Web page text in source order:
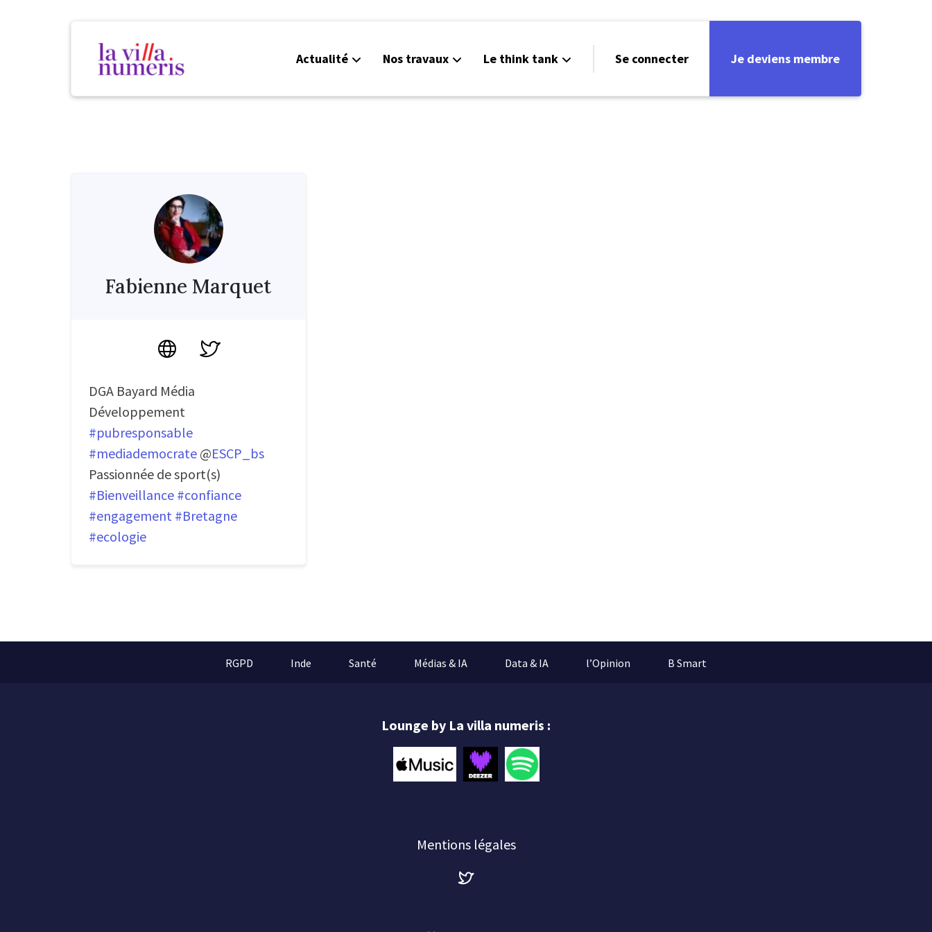
Actualité Nos travaux Le think tank Se connecter Je deviens membre
Fabienne Marquet
Site Twitter
DGA Bayard Média
Développement
#pubresponsable
#mediademocrate @ESCP_bs
Passionnée de sport(s)
#Bienveillance #confiance
#engagement #Bretagne
#ecologie
RGPD Inde Santé Médias & IA Data & IA l’Opinion B Smart
Lounge by La villa numeris :
Mentions légales